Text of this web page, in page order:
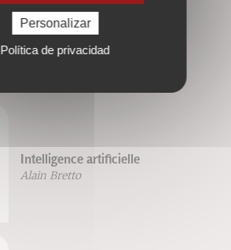
Serial virus
Aliocha Wald Lasowski
Intelligence artificielle
Alain Bretto
Personalizar
Política de privacidad